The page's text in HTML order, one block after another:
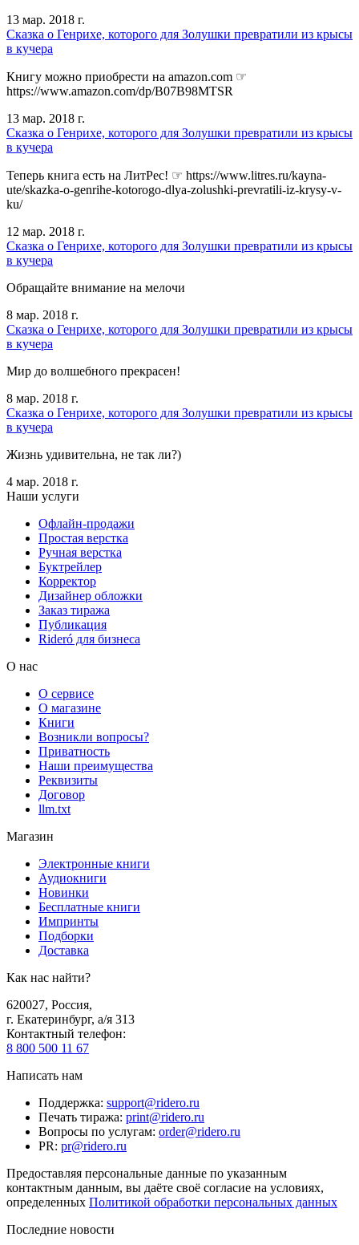
13 мар. 2018 г.
Сказка о Генрихе, которого для Золушки превратили из крысы
в кучера
Книгу можно приобрести на amazon.com ☞
https://www.amazon.com/dp/B07B98MTSR
13 мар. 2018 г.
Сказка о Генрихе, которого для Золушки превратили из крысы
в кучера
Теперь книга есть на ЛитРес! ☞ https://www.litres.ru/kayna-
ute/skazka-o-genrihe-kotorogo-dlya-zolushki-prevratili-iz-krysy-v-
ku/
12 мар. 2018 г.
Сказка о Генрихе, которого для Золушки превратили из крысы
в кучера
Обращайте внимание на мелочи
8 мар. 2018 г.
Сказка о Генрихе, которого для Золушки превратили из крысы
в кучера
Мир до волшебного прекрасен!
8 мар. 2018 г.
Сказка о Генрихе, которого для Золушки превратили из крысы
в кучера
Жизнь удивительна, не так ли?)
4 мар. 2018 г.
Наши услуги
Офлайн-продажи
Простая верстка
Ручная верстка
Буктрейлер
Корректор
Дизайнер обложки
Заказ тиража
Публикация
Rideró для бизнеса
О нас
О сервисе
О магазине
Книги
Возникли вопросы?
Приватность
Наши преимущества
Реквизиты
Договор
llm.txt
Магазин
Электронные книги
Аудиокниги
Новинки
Бесплатные книги
Импринты
Подборки
Доставка
Как нас найти?
620027, Россия,
г. Екатеринбург, а/я 313
Контактный телефон:
8 800 500 11 67
Написать нам
Поддержка: support@ridero.ru
Печать тиража: print@ridero.ru
Вопросы по услугам: order@ridero.ru
PR: pr@ridero.ru
Предоставляя персональные данные по указанным
контактным данным, вы даёте своё согласие на условиях,
определенных Политикой обработки персональных данных
Последние новости